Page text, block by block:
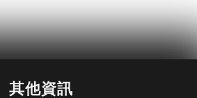
其他資訊